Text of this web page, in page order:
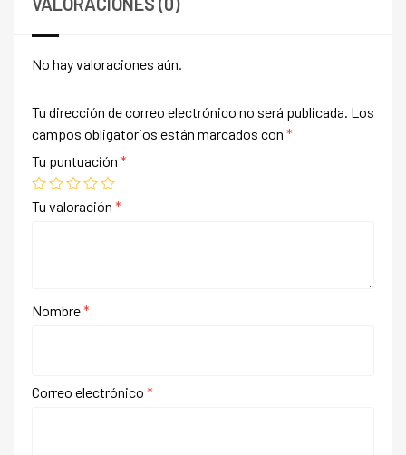
No hay valoraciones aún.
Tu dirección de correo electrónico no será publicada. Los
campos obligatorios están marcados con *
Tu puntuación *
Tu valoración *
Nombre*
Correo electrónico *